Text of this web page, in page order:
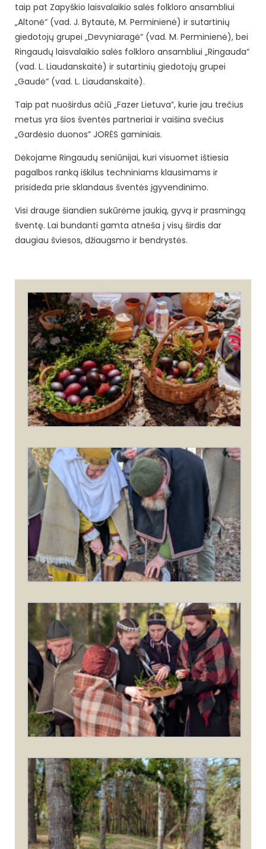
taip pat Zapyškio laisvalaikio salės folkloro ansambliui
„Altonė“ (vad. J. Bytautė, M. Perminienė) ir sutartinių
giedotojų grupei „Devyniaragė“ (vad. M. Perminienė), bei
Ringaudų laisvalaikio salės folkloro ansambliui „Ringauda“
(vad. L. Liaudanskaitė) ir sutartinių giedotojų grupei
„Gaudė“ (vad. L. Liaudanskaitė).
Taip pat nuoširdus ačiū „Fazer Lietuva”, kurie jau trečius
metus yra šios šventės partneriai ir vaišina svečius
„Gardėsio duonos” JORĖS gaminiais.
Dėkojame Ringaudų seniūnijai, kuri visuomet ištiesia
pagalbos ranką iškilus techniniams klausimams ir
prisideda prie sklandaus šventės įgyvendinimo.
Visi drauge šiandien sukūrėme jaukią, gyvą ir prasmingą
šventę. Lai bundanti gamta atneša į visų širdis dar
daugiau šviesos, džiaugsmo ir bendrystės.